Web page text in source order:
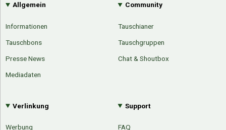
Allgemein
Informationen
Tauschbons
Presse News
Mediadaten
Community
Tauschianer
Tauschgruppen
Chat & Shoutbox
Verlinkung
Werbung
Support
FAQ